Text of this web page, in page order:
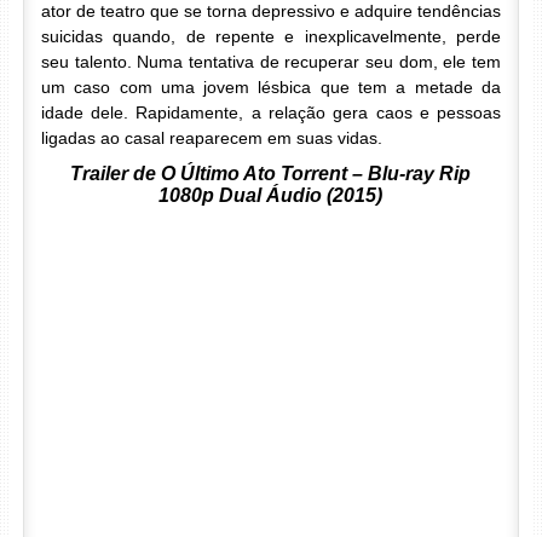
ator de teatro que se torna depressivo e adquire tendências
suicidas quando, de repente e inexplicavelmente, perde
seu talento. Numa tentativa de recuperar seu dom, ele tem
um caso com uma jovem lésbica que tem a metade da
idade dele. Rapidamente, a relação gera caos e pessoas
ligadas ao casal reaparecem em suas vidas.
Trailer de O Último Ato Torrent – Blu-ray Rip
1080p Dual Áudio (2015)